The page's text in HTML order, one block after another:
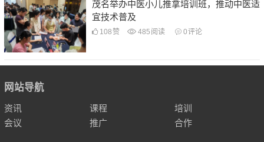
茂名举办中医小儿推拿培训班，推动中医适
宜技术普及
108 赞 485 阅读 0评论
网站导航
资讯 课程
培训
会议
推广 合作